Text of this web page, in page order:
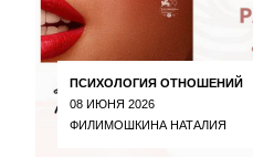
ПСИХОЛОГИЯ ОТНОШЕНИЙ
08 ИЮНЯ 2026
ФИЛИМОШКИНА НАТАЛИЯ